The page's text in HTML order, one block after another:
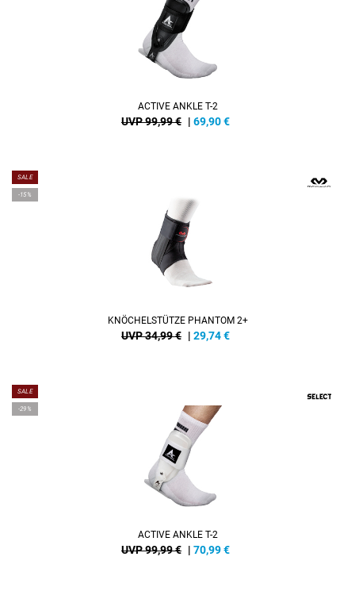
ACTIVE ANKLE T-2
UVP 99,99 € | 69,90€
SALE
-15%
KNÖCHELSTÜTZE PHANTOM 2+
UVP 34,99 € | 29,74€
SALE
-29%
ACTIVE ANKLE T-2
UVP 99,99 € | 70,99€